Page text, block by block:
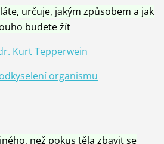
určuje, jakým způsobem a jak
budete žít
Kurt Tepperwein
organismu
než pokus těla zbavit se